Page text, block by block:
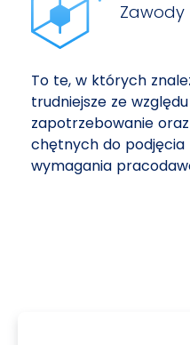
Zawody
To te, w których
trudniejsze ze
zapotrzebowanie
chętnych do podjęcia
wymagania